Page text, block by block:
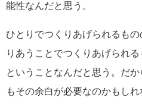
能性なんだと思う。
ひとりでつくりあげられるも
りあうことでつくりあげられ
ということなんだと思う。だ
もその余白が必要なのかもしれ